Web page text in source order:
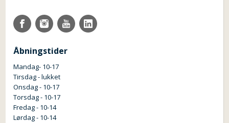
Åbningstider
Mandag- 10-17
Tirsdag - lukket
Onsdag - 10-17
Torsdag - 10-17
Fredag - 10-14
Lørdag - 10-14